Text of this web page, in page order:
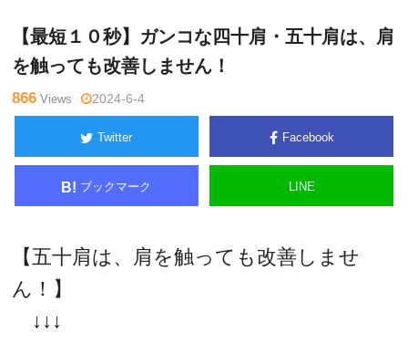
【最短１０秒】ガンコな四十肩・五十肩は、肩
を触っても改善しません！
866 Views 2024-6-4
Twitter Facebook
B! ブックマーク LINE
【五十肩は、肩を触っても改善しませ
ん！】
↓↓↓